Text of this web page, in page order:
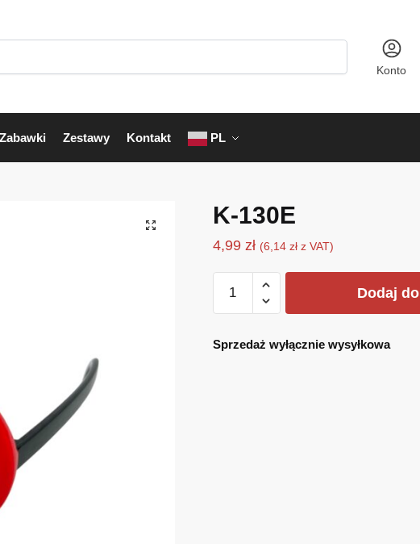
Konto
Zabawki Zestawy Kontakt PL
K-130E
4,99 zł (6,14 złz VAT)
Dodaj
Sprzedaż wyłącznie wysyłkowa